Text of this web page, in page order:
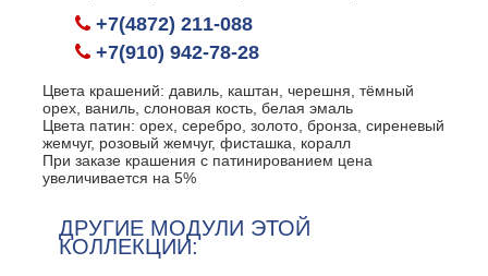
+7(4872) 211-088
+7(910) 942-78-28
Цвета крашений: давиль, каштан, черешня, тёмный
орех, ваниль, слоновая кость, белая эмаль
Цвета патин: орех, серебро, золото, бронза, сиреневый
жемчуг, розовый жемчуг, фисташка, коралл
При заказе крашения с патинированием цена
увеличивается на 5%
ДРУГИЕ МОДУЛИ ЭТОЙ
КОЛЛЕКЦИИ: